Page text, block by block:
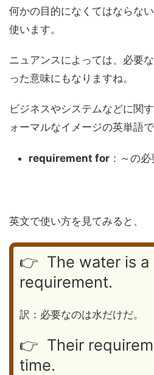
何かの目的になくてはならな
使います。
ニュアンスによっては、必要
った意味にもなりますね。
ビジネスやシステムなどに関
ォーマルなイメージの英単語で
requirement for ：～の
英文で使い方を見てみると、
👉 The water is a
requirement.
訳：必要なのは水だけだ。
👉 Their
time.